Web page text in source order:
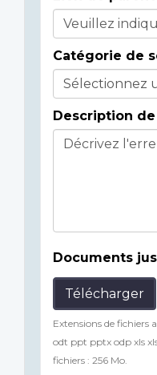
Catégorie de
Description
Documents
Télécharger
Extensions de fichiers
odt ppt pptx odp xls
fichiers : 256 Mo.